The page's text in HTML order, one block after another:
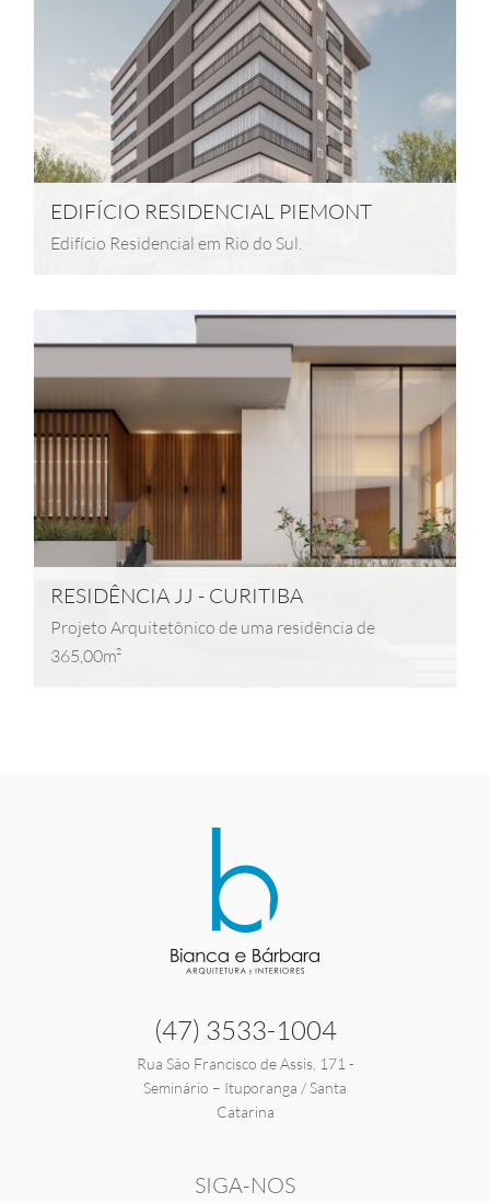
EDIFÍCIO RESIDENCIAL PIEMONT
Edifício Residencial em Rio do Sul.
RESIDÊNCIA JJ - CURITIBA
Projeto Arquitetônico de uma residência de
365,00m²
(47) 3533-1004
Rua São Francisco de Assis, 171 -
Seminário – Ituporanga / Santa
Catarina
SIGA-NOS